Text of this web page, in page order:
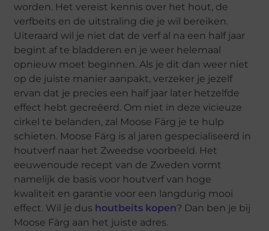
worden. Het vereist kennis over het hout, de
verfbeits en de uitstraling die je wil bereiken.
Uiteraard wil je niet dat de verf al na een half jaar
begint af te bladderen en je weer helemaal
opnieuw moet beginnen. Als je dit dan weer niet
op de juiste manier aanpakt, verzeker je jezelf
ervan dat je precies een half jaar later hetzelfde
effect hebt gecreëerd. Om niet in deze vicieuze
cirkel te belanden, zal Moose Färg je te hulp
schieten. Moose Färg is al jaren gespecialiseerd in
houtverf naar het Zweedse voorbeeld. Het
eeuwenoude recept van de Zweden vormt
namelijk de basis voor houtverf van hoge
kwaliteit en garantie voor een langdurig mooi
effect. Wil je dus houtbeits kopen? Dan ben je bij
Moose Färg aan het juiste adres.